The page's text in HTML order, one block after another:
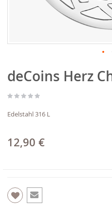
Anfang
der
springen
deCoins Herz
Edelstahl 316 L
12,90 €